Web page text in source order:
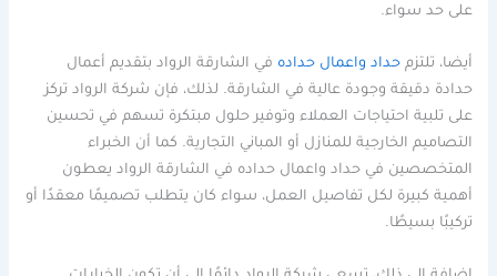
على حد سواء.
أيضا، تلتزمحداد واعمال حداده في الشارقة الرواد بتقديم أعمال
حدادة دقيقة وجودة عالية في الشارقة. لذلك، فإن شركة الرواد تركز
على تلبية احتياجات العملاء وتوفير حلول مبتكرة تسهم في تحسين
التصاميم الخارجية للمنازل أو المباني التجارية. كما أن الخبراء
المتخصصين في حداد واعمال حداده في الشارقة الرواد يعطون
أهمية كبيرة لكل تفاصيل العمل، سواء كان يتطلب تصميمًا معقدًا أو
تركيبًا بسيطًا.